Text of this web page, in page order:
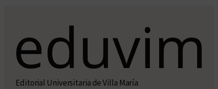
Editorial Universitaria de Villa María